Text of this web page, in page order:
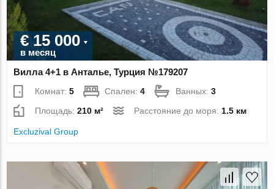
€ 15 000
в месяц
Вилла 4+1 в Анталье, Турция №179207
Комнат:5 Спален:4 Ванных:3
Площадь:210 м² Расстояние до моря: 1.5 км
Excluzival Group